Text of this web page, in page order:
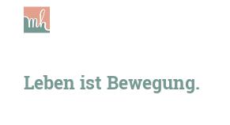
Leben ist Bewegung.